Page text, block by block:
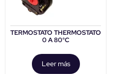
TERMOSTATO THERMOSTATO
0 A 80°C
Leer más